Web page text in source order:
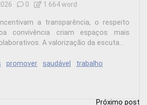
0 1.664 word
a transparência, o respeito
convivência criam espaços mais
A valorização da escuta...
promover saudável trabalho
Próximo post